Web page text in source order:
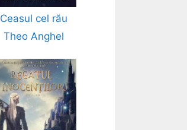
Ceasul cel rău
Theo Anghel